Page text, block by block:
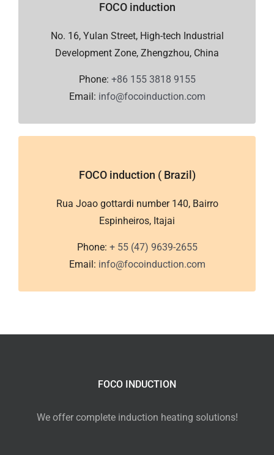
FOCO induction
No. 16, Yulan Street, High-tech Industrial
Development Zone, Zhengzhou, China
Phone: +86 155 3818 9155
Email: info@focoinduction.com
FOCO induction ( Brazil)
Rua Joao gottardi number 140, Bairro
Espinheiros, Itajai
Phone: + 55 (47) 9639-2655
Email: info@focoinduction.com
FOCO INDUCTION
We offer complete induction heating solutions!